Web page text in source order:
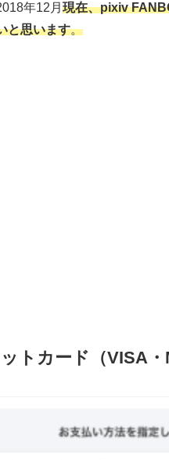
年12月現在、pixiv
と思います。
トカード（VISA・